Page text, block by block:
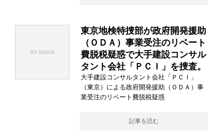
東京地検特捜部が政府開発援助
（ＯＤＡ）事業受注のリベート
費脱税疑惑で大手建設コンサル
タント会社「ＰＣＩ」を捜査。
大手建設コンサルタント会社「ＰＣＩ」
（東京）による政府開発援助（ＯＤＡ）事
業受注のリベート費脱税疑惑
記事を読む